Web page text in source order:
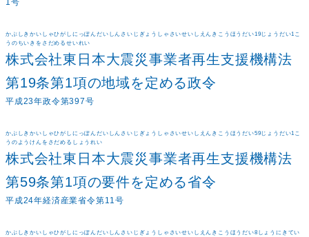
1号
かぶしきかいしゃひがしにっぽんだいしんさいじぎょうしゃさいせいしえんきこうほうだい19じょうだい1こ
うのちいきをさだめるせいれい
株式会社東日本大震災事業者再生支援機構法
第19条第1項の地域を定める政令
平成23年政令第397号
かぶしきかいしゃひがしにっぽんだいしんさいじぎょうしゃさいせいしえんきこうほうだい59じょうだい1こ
うのようけんをさだめるしょうれい
株式会社東日本大震災事業者再生支援機構法
第59条第1項の要件を定める省令
平成24年経済産業省令第11号
かぶしきかいしゃひがしにっぽんだいしんさいじぎょうしゃさいせいしえんきこうほうだい8しょうにきてい